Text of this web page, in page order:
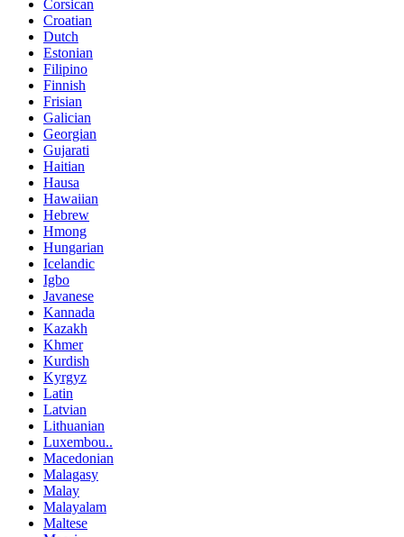
Corsican
Croatian
Dutch
Estonian
Filipino
Finnish
Frisian
Galician
Georgian
Gujarati
Haitian
Hausa
Hawaiian
Hebrew
Hmong
Hungarian
Icelandic
Igbo
Javanese
Kannada
Kazakh
Khmer
Kurdish
Kyrgyz
Latin
Latvian
Lithuanian
Luxembou..
Macedonian
Malagasy
Malay
Malayalam
Maltese